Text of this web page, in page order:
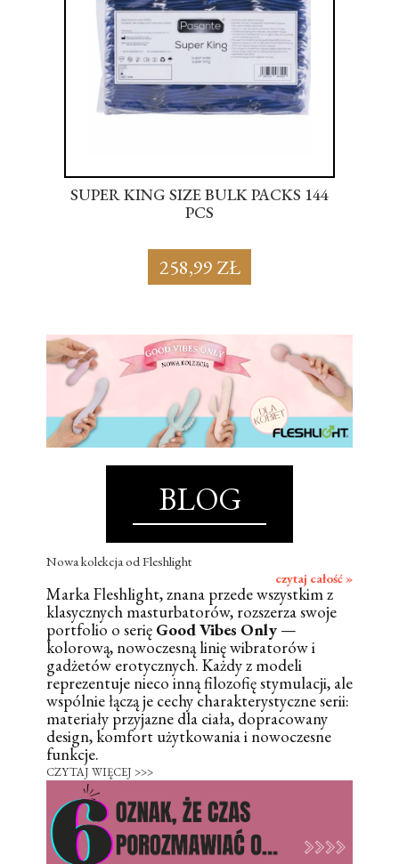
SUPER KING SIZE BULK PACKS 144
PCS
258,99 ZŁ
BLOG
Nowa kolekcja od Fleshlight
czytaj całość »
Marka Fleshlight, znana przede wszystkim z
klasycznych masturbatorów, rozszerza swoje
portfolio o serię Good Vibes Only —
kolorową, nowoczesną linię wibratorów i
gadżetów erotycznych. Każdy z modeli
reprezentuje nieco inną filozofię stymulacji, ale
wspólnie łączą je cechy charakterystyczne serii:
materiały przyjazne dla ciała, dopracowany
design, komfort użytkowania i nowoczesne
funkcje.
CZYTAJ WIĘCEJ >>>